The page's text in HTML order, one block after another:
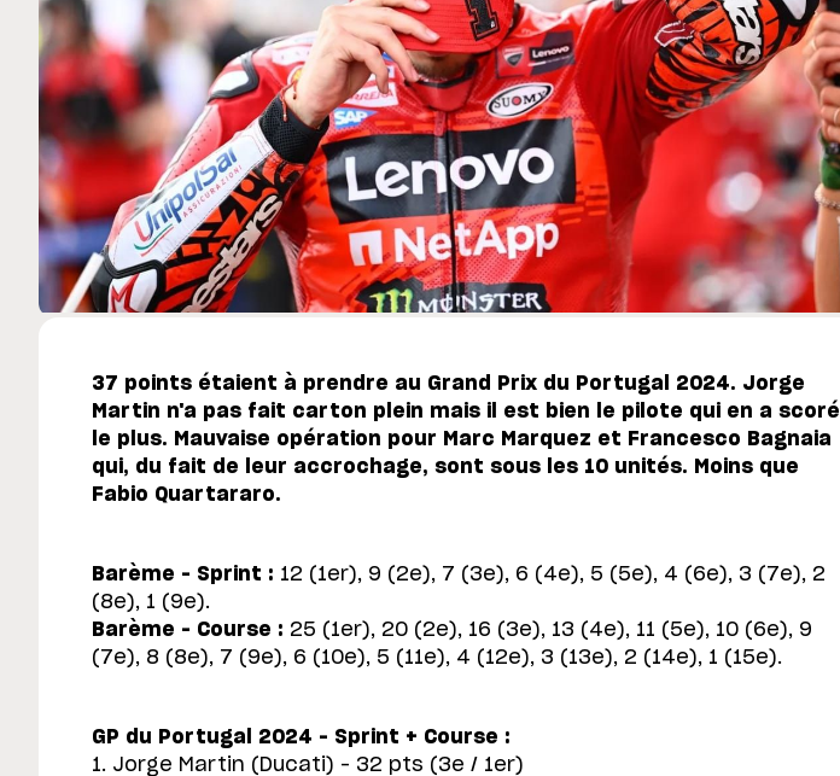
37 points étaient à prendre au Grand Prix du Portugal 2024. Jorge
Martin n'a pas fait carton plein mais il est bien le pilote qui en a scoré
le plus. Mauvaise opération pour Marc Marquez et Francesco Bagnaia
qui, du fait de leur accrochage, sont sous les 10 unités. Moins que
Fabio Quartararo.
Barème – Sprint : 12 (1er), 9 (2e), 7 (3e), 6 (4e), 5 (5e), 4 (6e), 3 (7e), 2
(8e), 1 (9e).
Barème – Course : 25 (1er), 20 (2e), 16 (3e), 13 (4e), 11 (5e), 10 (6e), 9
(7e), 8 (8e), 7 (9e), 6 (10e), 5 (11e), 4 (12e), 3 (13e), 2 (14e), 1 (15e).
GP du Portugal 2024 – Sprint + Course :
1. Jorge Martin (Ducati) – 32 pts (3e / 1er)